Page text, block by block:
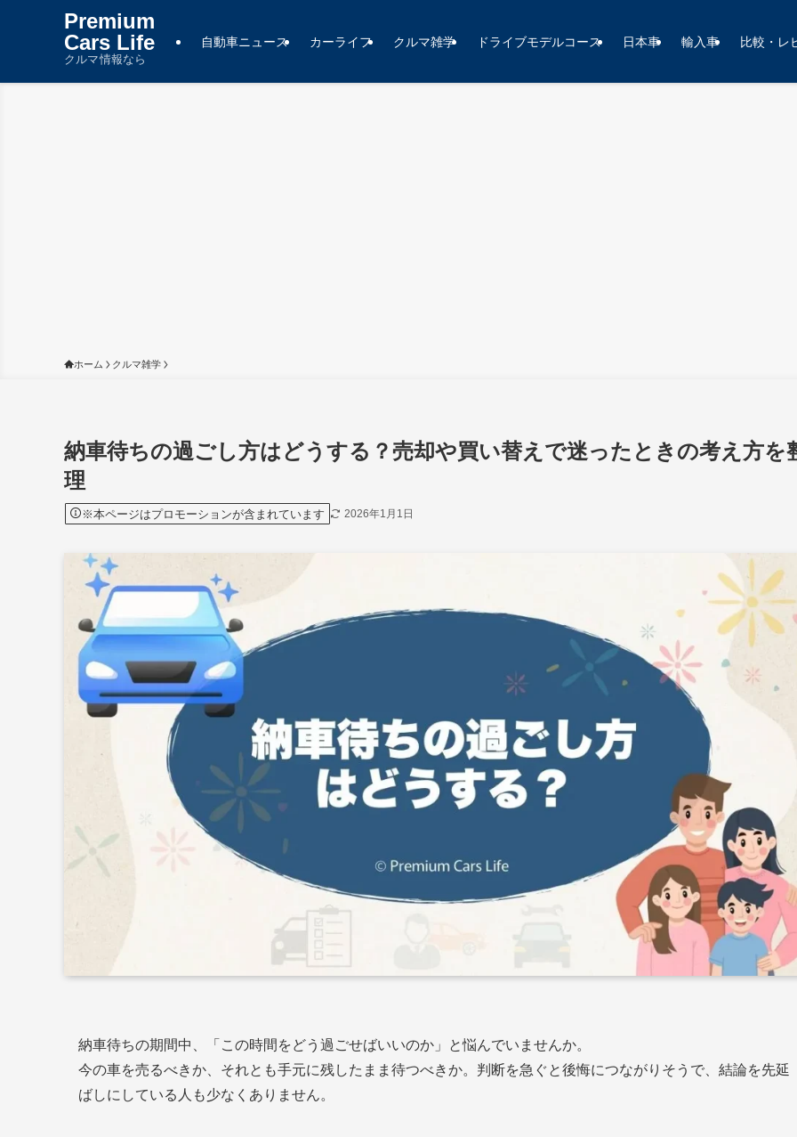
Premium
Cars Life
クルマ情報なら
自動車ニュース カーライフ クルマ雑学 ドライブモデルコース 日本車 輸入車 比較・レ
ホーム クルマ雑学
納車待ちの過ごし方はどうする？売却や買い替えで迷ったときの考え方を
理
※本ページはプロモーションが含まれています 2026年1月1日
納車待ちの期間中、「この時間をどう過ごせばいいのか」と悩んでいませんか。
今の車を売るべきか、それとも手元に残したまま待つべきか。判断を急ぐと後悔につながりそうで、結論を先延
ばしにしている人も少なくありません。